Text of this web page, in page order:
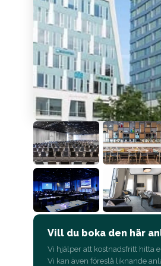
Vill du boka den här
Vi hjälper att kostnadsfritt hitta
Vi kan även föreslå liknande